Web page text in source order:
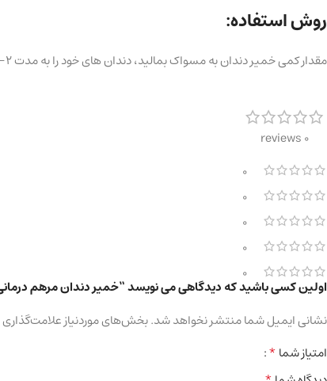
روش استفاده:
مقدار کمی خمیر دندان به مسواک بمالید، دندان های خود را به مدت 2-3 دقیقه مسواک کنید ، سپس دهان خود را کاملا بشویید. دندانپزشکان توصیه می کنند حداقل 2 بار در روز مسواک بزنید.
0 reviews
0
0
0
0
0
اولین کسی باشید که دیدگاهی می نویسد “خمیر دندان مرهم درمانی
نشانی ایمیل شما منتشر نخواهد شد.بخش‌های موردنیاز
امتیاز شما*